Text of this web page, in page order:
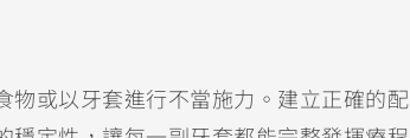
物或以牙套進行不當施力。建立正確的配